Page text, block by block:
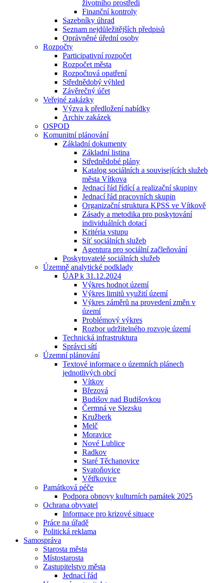
životního prostředí
Finanční kontroly
Sazebníky úhrad
Seznam nejdůležitějších předpisů
Oprávněné úřední osoby
Rozpočty
Participativní rozpočet
Rozpočet města
Rozpočtová opatření
Střednědobý výhled
Závěrečný účet
Veřejné zakázky
Výzva k předložení nabídky
Archiv zakázek
OSPOD
Komunitní plánování
Základní dokumenty
Základní listina
Střednědobé plány
Katalog sociálních a souvisejících služeb
města Vítkova
Jednací řád řídící a realizační skupiny
Jednací řád pracovních skupin
Organizační struktura KPSS ve Vítkově
Zásady a metodika pro poskytování
individuálních dotací
Kritéria vstupu
Síť sociálních služeb
Agentura pro sociální začleňování
Poskytovatelé sociálních služeb
Územně analytické podklady
ÚAP k 31.12.2024
Výkres hodnot území
Výkres limitů využití území
Výkres záměrů na provedení změn v
území
Problémový výkres
Rozbor udržitelného rozvoje území
Technická infrastruktura
Správci sítí
Územní plánování
Textové informace o územních plánech
jednotlivých obcí
Vítkov
Březová
Budišov nad Budišovkou
Čermná ve Slezsku
Kružberk
Melč
Moravice
Nové Lublice
Radkov
Staré Těchanovice
Svatoňovice
Větřkovice
Památková péče
Podpora obnovy kulturních památek 2025
Ochrana obyvatel
Informace pro krizové situace
Práce na úřadě
Politická reklama
Samospráva
Starosta města
Místostarosta
Zastupitelstvo města
Jednací řád